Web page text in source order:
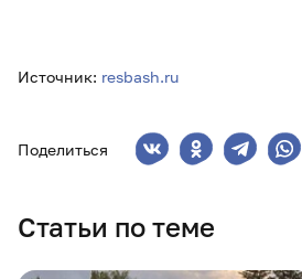
Источник: resbash.ru
Поделиться
Статьи по теме